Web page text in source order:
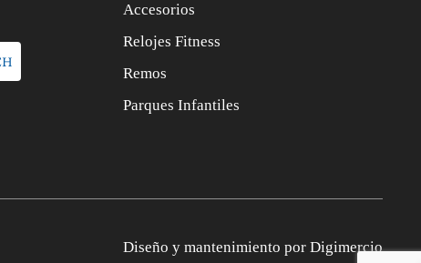
Accesorios
Relojes Fitness
Remos
Parques Infantiles
Diseño y mantenimiento por Digimercio